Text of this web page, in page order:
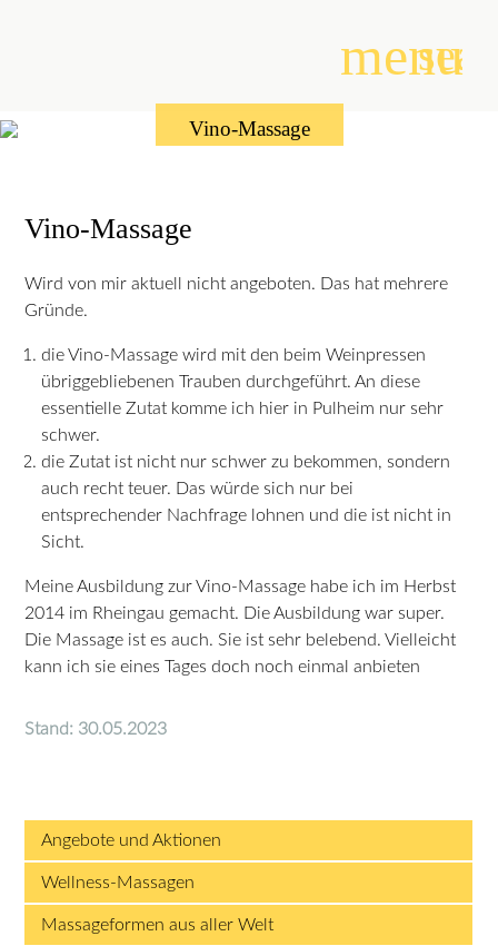
menu
Vino-Massage
Vino-Massage
Wird von mir aktuell nicht angeboten. Das hat mehrere
Gründe.
die Vino-Massage wird mit den beim Weinpressen
übriggebliebenen Trauben durchgeführt. An diese
essentielle Zutat komme ich hier in Pulheim nur sehr
schwer.
die Zutat ist nicht nur schwer zu bekommen, sondern
auch recht teuer. Das würde sich nur bei
entsprechender Nachfrage lohnen und die ist nicht in
Sicht.
Meine Ausbildung zur Vino-Massage habe ich im Herbst
2014 im Rheingau gemacht. Die Ausbildung war super.
Die Massage ist es auch. Sie ist sehr belebend. Vielleicht
kann ich sie eines Tages doch noch einmal anbieten
Stand: 30.05.2023
Angebote und Aktionen
Wellness-Massagen
Massageformen aus aller Welt